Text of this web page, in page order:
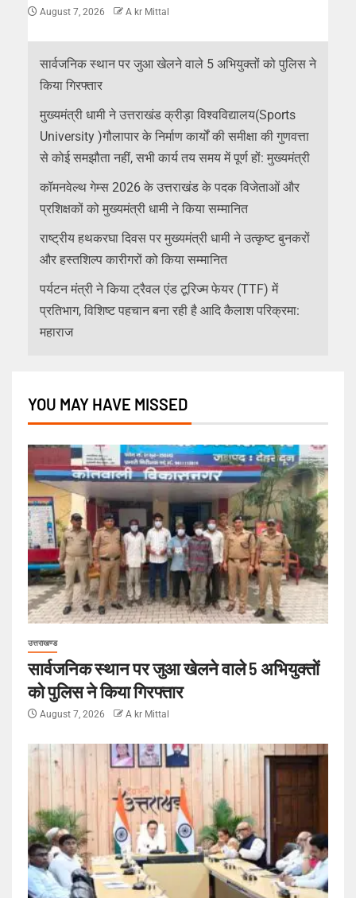
August 7, 2026 A kr Mittal
सार्वजनिक स्थान पर जुआ खेलने वाले 5 अभियुक्तों को पुलिस ने
किया गिरफ्तार
मुख्यमंत्री धामी ने उत्तराखंड क्रीड़ा विश्वविद्यालय(Sports
University )गौलापार के निर्माण कार्यों की समीक्षा की गुणवत्ता
से कोई समझौता नहीं, सभी कार्य तय समय में पूर्ण हों: मुख्यमंत्री
कॉमनवेल्थ गेम्स 2026 के उत्तराखंड के पदक विजेताओं और
प्रशिक्षकों को मुख्यमंत्री धामी ने किया सम्मानित
राष्ट्रीय हथकरघा दिवस पर मुख्यमंत्री धामी ने उत्कृष्ट बुनकरों
और हस्तशिल्प कारीगरों को किया सम्मानित
पर्यटन मंत्री ने किया ट्रैवल एंड टूरिज्म फेयर (TTF) में
प्रतिभाग, विशिष्ट पहचान बना रही है आदि कैलाश परिक्रमा:
महाराज
YOU MAY HAVE MISSED
उत्तराखण्ड
सार्वजनिक स्थान पर जुआ खेलने वाले 5 अभियुक्तों
को पुलिस ने किया गिरफ्तार
August 7, 2026 A kr Mittal